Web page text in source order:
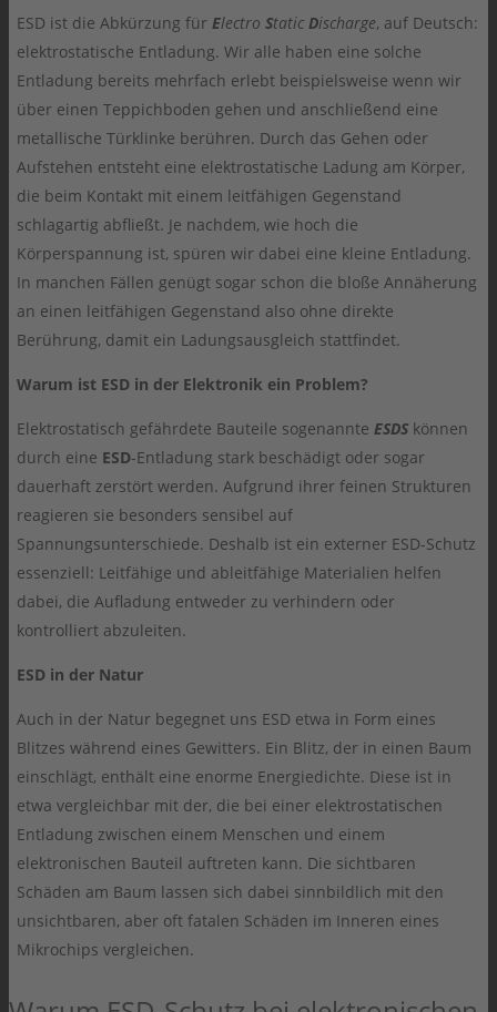
ESD ist die Abkürzung für Electro Static Discharge, auf Deutsch:
elektrostatische Entladung. Wir alle haben eine solche
Entladung bereits mehrfach erlebt beispielsweise wenn wir
über einen Teppichboden gehen und anschließend eine
metallische Türklinke berühren. Durch das Gehen oder
Aufstehen entsteht eine elektrostatische Ladung am Körper,
die beim Kontakt mit einem leitfähigen Gegenstand
schlagartig abfließt. Je nachdem, wie hoch die
Körperspannung ist, spüren wir dabei eine kleine Entladung.
In manchen Fällen genügt sogar schon die bloße Annäherung
an einen leitfähigen Gegenstand also ohne direkte
Berührung, damit ein Ladungsausgleich stattfindet.
Warum ist ESD in der Elektronik ein Problem?
Elektrostatisch gefährdete Bauteile sogenannte ESDS können
durch eine ESD-Entladung stark beschädigt oder sogar
dauerhaft zerstört werden. Aufgrund ihrer feinen Strukturen
reagieren sie besonders sensibel auf
Spannungsunterschiede. Deshalb ist ein externer ESD-Schutz
essenziell: Leitfähige und ableitfähige Materialien helfen
dabei, die Aufladung entweder zu verhindern oder
kontrolliert abzuleiten.
ESD in der Natur
Auch in der Natur begegnet uns ESD etwa in Form eines
Blitzes während eines Gewitters. Ein Blitz, der in einen Baum
einschlägt, enthält eine enorme Energiedichte. Diese ist in
etwa vergleichbar mit der, die bei einer elektrostatischen
Entladung zwischen einem Menschen und einem
elektronischen Bauteil auftreten kann. Die sichtbaren
Schäden am Baum lassen sich dabei sinnbildlich mit den
unsichtbaren, aber oft fatalen Schäden im Inneren eines
Mikrochips vergleichen.